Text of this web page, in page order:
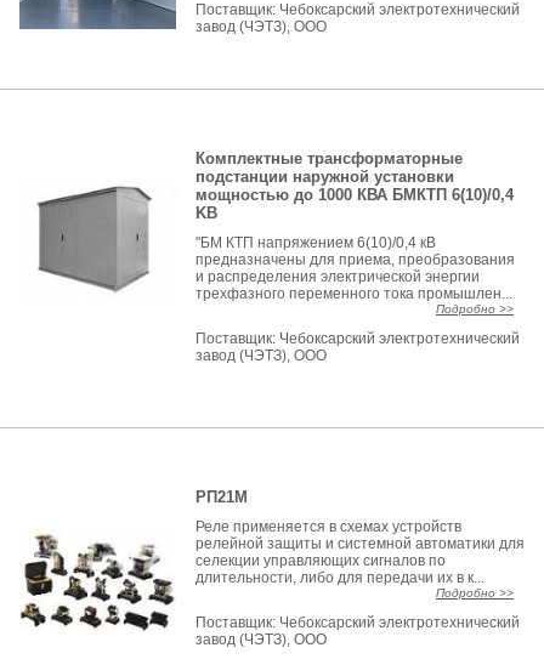
Поставщик: Чебоксарский электротехнический
завод (ЧЭТЗ), ООО
Комплектные трансформаторные
подстанции наружной установки
мощностью до 1000 КВА БМКТП 6(10)/0,4
KB
"БМ КТП напряжением 6(10)/0,4 кВ
предназначены для приема, преобразования
и распределения электрической энергии
трехфазного переменного тока промышлен...
Подробно >>
Поставщик: Чебоксарский электротехнический
завод (ЧЭТЗ), ООО
РП21М
Реле применяется в схемах устройств
релейной защиты и системной автоматики для
селекции управляющих сигналов по
длительности, либо для передачи их в к...
Подробно >>
Поставщик: Чебоксарский электротехнический
завод (ЧЭТЗ), ООО